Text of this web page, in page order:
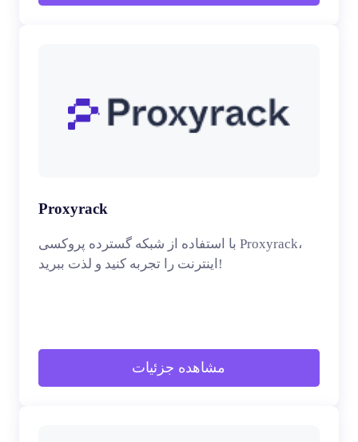
Proxyrack
با استفاده از شبکه گسترده پروکسی Proxyrack،
اینترنت را تجربه کنید و لذت ببرید!
مشاهده جزئیات